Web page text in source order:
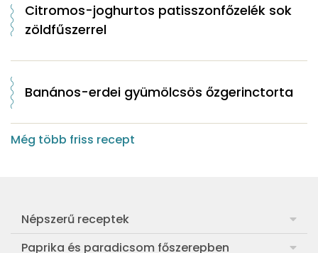
Citromos-joghurtos patisszonfőzelék sok
zöldfűszerrel
Banános-erdei gyümölcsös őzgerinctorta
Még több friss recept
Népszerű receptek
Frankfurti leves
Paprika és paradicsom főszerepben